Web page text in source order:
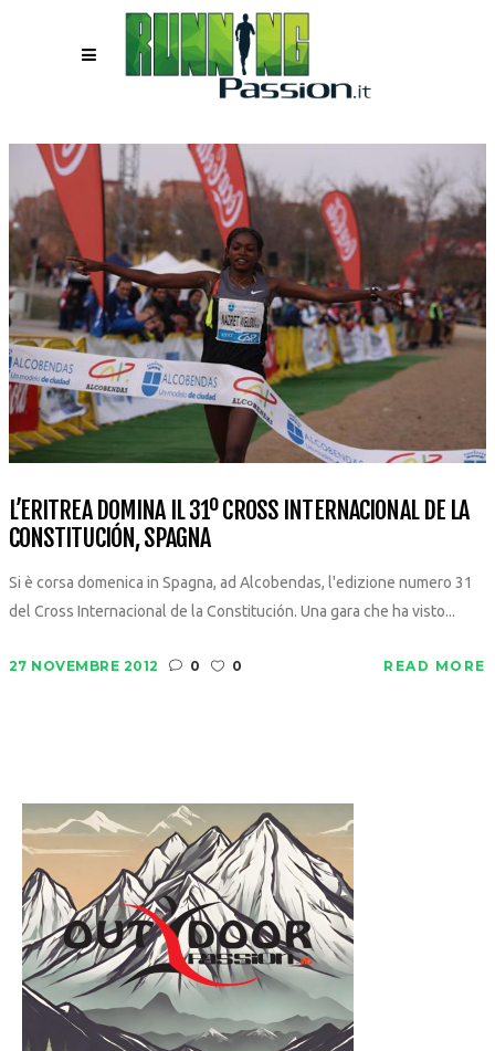
L’ERITREA DOMINA IL 31º CROSS INTERNACIONAL DE LA
CONSTITUCIÓN, SPAGNA
Si è corsa domenica in Spagna, ad Alcobendas, l'edizione numero 31
del Cross Internacional de la Constitución. Una gara che ha visto...
27 NOVEMBRE 2012 0 0 READ MORE